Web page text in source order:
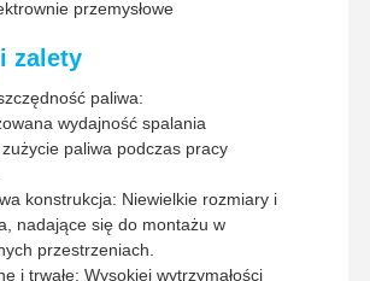
Produkty Pokaz VR
ilość
1 sztukę
Western Union, T/T
UPS / DHL / EMS / TNT /
FedEx
przemysłowe
zalety
paliwa:
wydajność spalania
paliwa podczas pracy
konstrukcja: Niewielkie rozmiary i
nadające się do montażu w
przestrzeniach.
i trwałe: Wysokiej wytrzymałości